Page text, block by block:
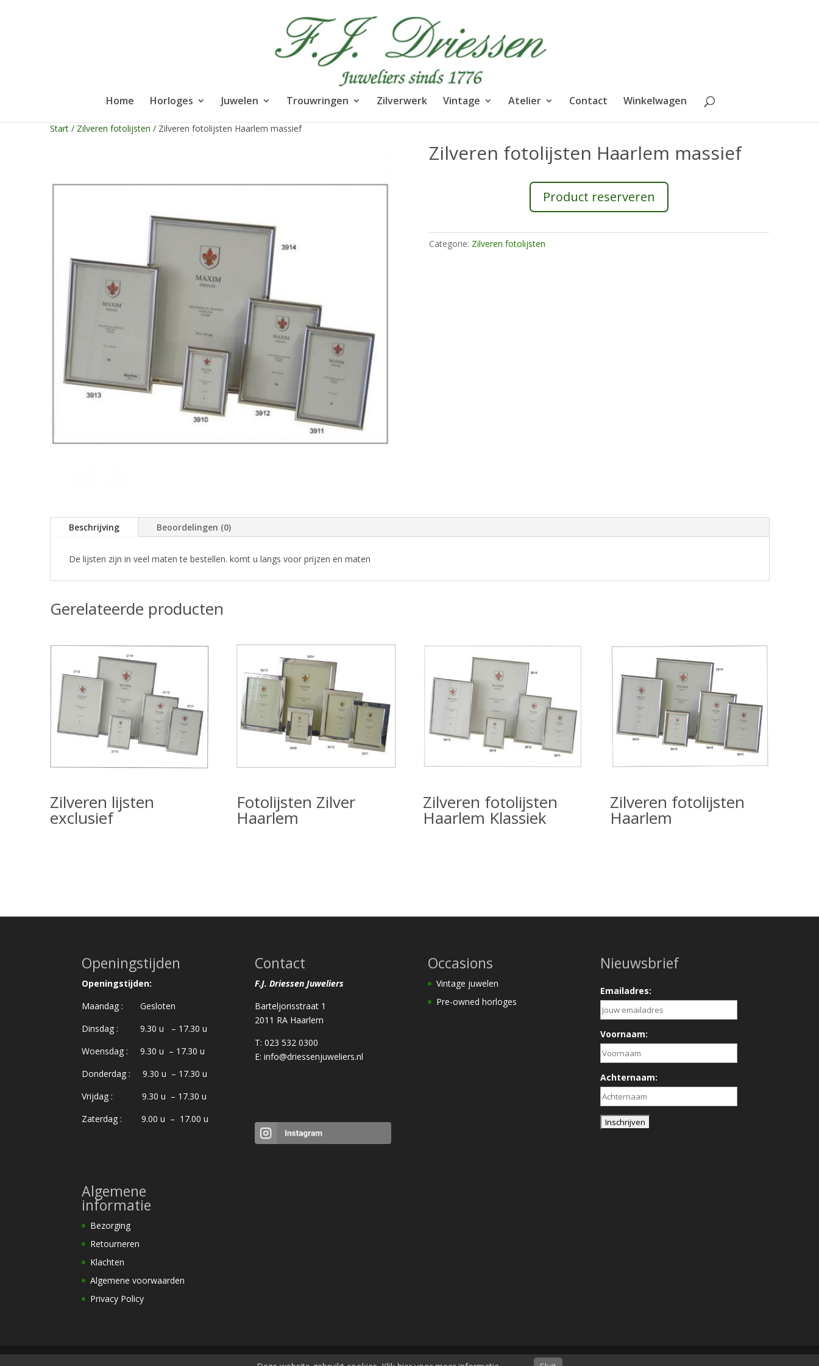
Home Horloges Juwelen Trouwringen Zilverwerk Vintage Atelier Contact Winkelwagen
Start/ Zilveren fotolijsten / Zilveren fotolijsten Haarlem massief
Zilveren fotolijsten Haarlem massief
Product reserveren
Categorie: Zilveren fotolijsten
Beschrijving Beoordelingen (0)
De lijsten zijn in veel maten te bestellen. komt u langs voor prijzen en maten
Gerelateerde producten
Zilveren lijsten
exclusief
Fotolijsten Zilver
Haarlem
Zilveren fotolijsten
Haarlem Klassiek
Zilveren fotolijsten
Haarlem
Openingstijden
Openingstijden:
Maandag : Gesloten
Dinsdag : 9.30 u – 17.30 u
Woensdag : 9.30 u – 17.30 u
Donderdag : 9.30 u – 17.30 u
Vrijdag : 9.30 u – 17.30 u
Zaterdag : 9.00 u – 17.00 u
Algemene
informatie
Bezorging
Retourneren
Klachten
Algemene voorwaarden
Privacy Policy
Contact
F.J. Driessen Juweliers
Barteljorisstraat 1
2011 RA Haarlem
T: 023 532 0300
E: info@driessenjuweliers.nl
Occasions
Vintage juwelen
Pre-owned horloges
Nieuwsbrief
Emailadres:
Voornaam:
Achternaam: